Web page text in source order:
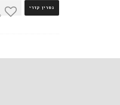
נסרין קדרי